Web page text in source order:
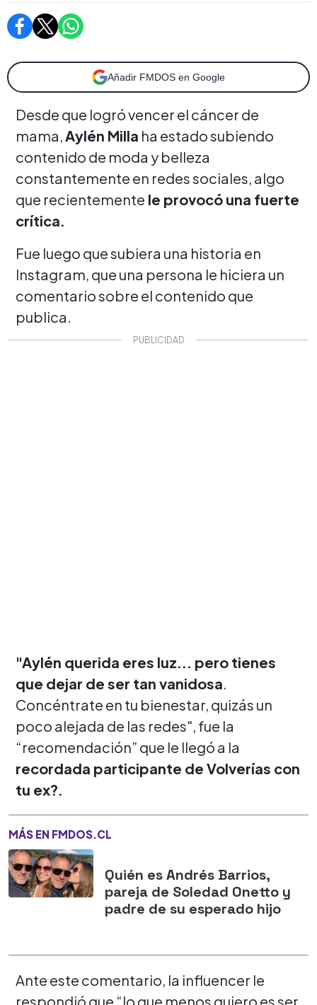
Añadir FMDOS en Google
Desde que logró vencer el cáncer de
mama, Aylén Milla ha estado subiendo
contenido de moda y belleza
constantemente en redes sociales, algo
que recientemente le provocó una fuerte
crítica.
Fue luego que subiera una historia en
Instagram, que una persona le hiciera un
comentario sobre el contenido que
publica.
"Aylén querida eres luz... pero tienes
que dejar de ser tan vanidosa.
Concéntrate en tu bienestar, quizás un
poco alejada de las redes", fue la
“recomendación” que le llegó a la
recordada participante de Volverías con
tu ex?.
MÁS EN FMDOS.CL
Quién es Andrés Barrios,
pareja de Soledad Onetto y
padre de su esperado hijo
Ante este comentario, la influencer le
respondió que “lo que menos quiero es ser